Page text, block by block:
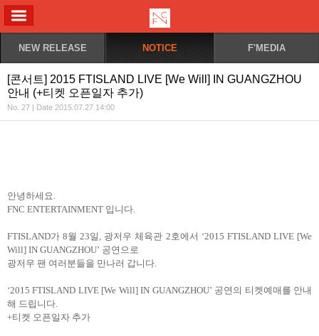
NEW RELEASE NOTICE F'MEDIA
[콘서트] 2015 FTISLAND LIVE [We Will] IN GUANGZHOU
안내 (+티켓 오픈일자 추가)
No. 27 | Date 2015.07.27 14:00
안녕하세요.
FNC ENTERTAINMENT 입니다.
FTISLAND가8월 23일 , 광저우 체육관 2호에서 ‘2015 FTISLAND LIVE [We
Will] IN GUANGZHOU’ 공연으로
광저우 팬 여러분들을 만나러 갑니다.
‘2015 FTISLAND LIVE [We Will] IN GUANGZHOU’ 공연의 티켓예매를 안내
해 드립니다.
+티켓 오픈일자 추가